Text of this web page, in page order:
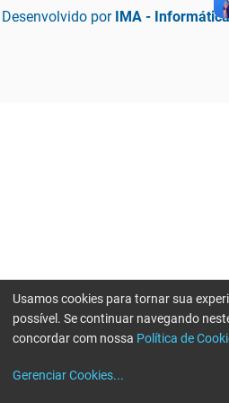
Desenvolvido por IMA -
Usamos cookies para tornar sua
possível. Se continuar navegando
concordar com nossa Política de
Gerenciar Cookies...
Erro ao enviar informações, por